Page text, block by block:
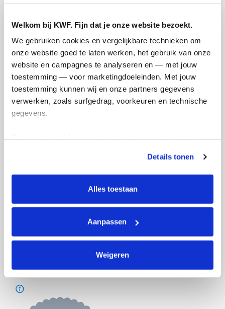
Welkom bij KWF. Fijn dat je onze website bezoekt.
We gebruiken cookies en vergelijkbare technieken om
onze website goed te laten werken, het gebruik van onze
website en campagnes te analyseren en — met jouw
toestemming — voor marketingdoeleinden. Met jouw
toestemming kunnen wij en onze partners gegevens
verwerken, zoals surfgedrag, voorkeuren en technische
gegevens.
tonen. Je kunt je toestemming op elk moment wijzigen of
intrekken via Cookie instellingen onderaan de pagina. De
lijst met cookies is te vinden in het tabblad “details”.
Details tonen
Alles toestaan
Aanpassen
Weigeren
Ik wil bijdragen aan de transactiekosten
en betaal €0.75 extra.
€1.181 €2.500
Laurens's badges